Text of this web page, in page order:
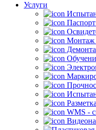
Услуги
Монтаж
WMS -